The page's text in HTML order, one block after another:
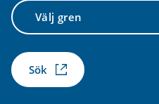
Välj
gren
Sök